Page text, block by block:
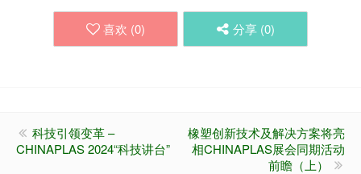
喜欢 (0) 分享 (0)
科技引领变革 –
CHINAPLAS 2024“科技讲台”
橡塑创新技术及解决方案将亮
相CHINAPLAS展会同期活动
前瞻（上）